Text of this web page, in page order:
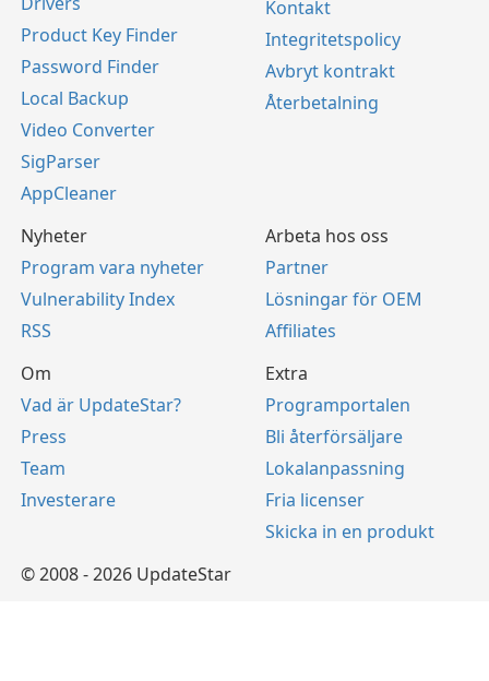
Product Key Finder
Password Finder
Local Backup
Video Converter
SigParser
AppCleaner
Kontakt
Integritetspolicy
Avbryt kontrakt
Återbetalning
Nyheter
Program vara nyheter
Vulnerability Index
RSS
Arbeta hos oss
Partner
Lösningar för OEM
Affiliates
Om
Vad är UpdateStar?
Press
Team
Investerare
Extra
Programportalen
Bli återförsäljare
Lokalanpassning
Fria licenser
Skicka in en produkt
© 2008 - 2026 UpdateStar